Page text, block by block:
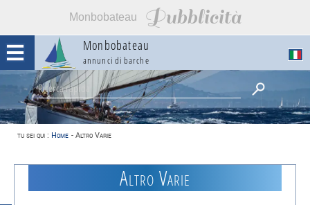
Monbobateau Pubblicità
Monbobateau
annunci di barche
tu sei qui : Home - Altro Varie
Altro Varie